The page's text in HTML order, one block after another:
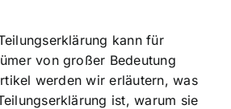
kann für
von großer Bedeutung
werden wir erläutern, was
ist, warum sie